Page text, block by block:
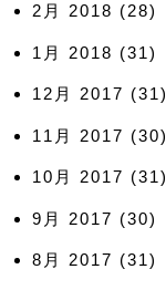
2月 2018 (28)
1月 2018 (31)
12月 2017 (31)
11月 2017 (30)
10月 2017 (31)
9月 2017 (30)
8月 2017 (31)